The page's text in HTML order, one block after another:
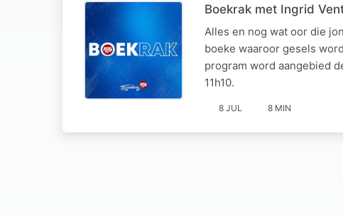
Boekrak met Ingrid
Alles en nog wat oor die
boeke waaroor gesels
program word aangebied
11h10.
8 JUL 8 MIN